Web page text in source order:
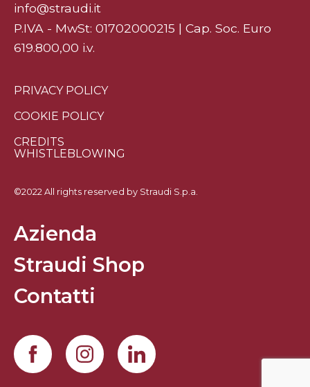
info@straudi.it
P.IVA - MwSt: 01702000215 | Cap. Soc. Euro
619.800,00 i.v.
PRIVACY POLICY
COOKIE POLICY
CREDITS
WHISTLEBLOWING
©2022 All rights reserved by Straudi S.p.a.
Azienda
Straudi Shop
Contatti